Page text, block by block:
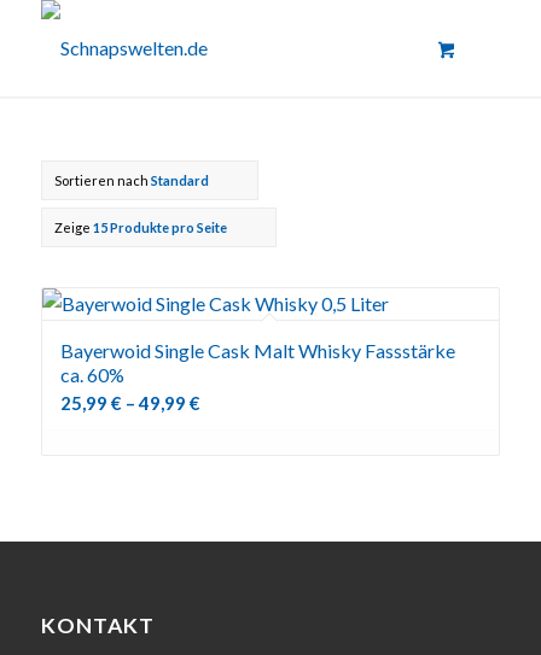
Sortieren nach Standard
Zeige 15 Produkte pro Seite
Bayerwoid Single Cask Malt Whisky Fassstärke
ca. 60%
25,99 € –49,99 €
KONTAKT